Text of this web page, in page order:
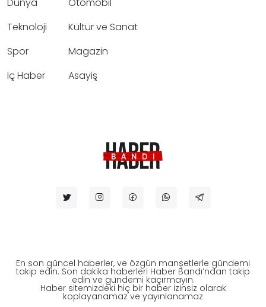
Teknoloji
Spor
İç Haber
Kültür ve Sanat
Magazin
Asayiş
En son güncel haberler, ve özgün manşetlerle gündemi
takip edin. Son dakika haberleri Haber Bandı’ndan takip
edin ve gündemi kaçırmayın.
Haber sitemizdeki hiç bir haber izinsiz olarak
koplayanamaz ve yayınlanamaz